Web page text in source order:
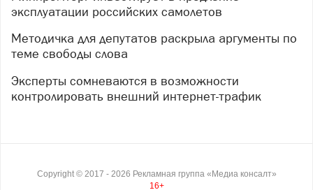
эксплуатации российских самолетов
Методичка для депутатов раскрыла аргументы по
теме свободы слова
Эксперты сомневаются в возможности
контролировать внешний интернет-трафик
Copyright © 2017 - 2026 Рекламная группа «Медиа консалт»
16+